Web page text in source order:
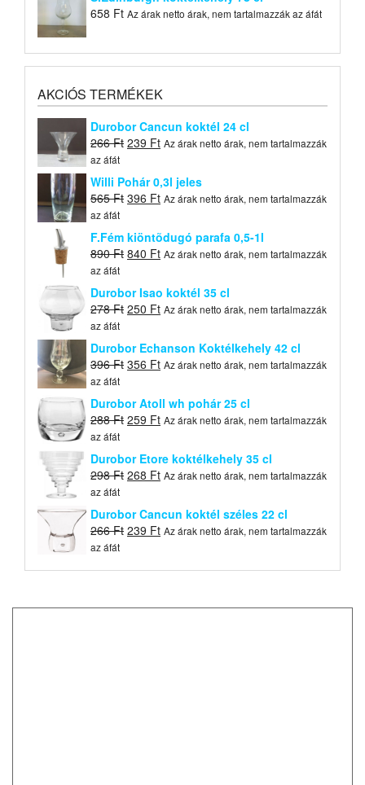
658 Ft Az árak netto árak, nem tartalmazzák az áfát
AKCIÓS TERMÉKEK
Durobor Cancun koktél 24 cl
266Ft Original
was:
266 Ft.
239 FtCurrent
is:
239 Ft.
Az árak netto árak, nem tartalmazzák
az áfát
Willi Pohár 0,3l jeles
565Ft Original
was:
565 Ft.
396 FtCurrent
is:
396 Ft.
Az árak netto árak, nem tartalmazzák
az áfát
F.Fém kiöntõdugó parafa 0,5-1l
890Ft Original
was:
890 Ft.
840 FtCurrent
is:
840 Ft.
Az árak netto árak, nem tartalmazzák
az áfát
Durobor Isao koktél 35 cl
278Ft Original
was:
278 Ft.
250 FtCurrent
250 Ft.
Az árak netto árak, nem tartalmazzák
az áfát
Durobor Echanson Koktélkehely 42 cl
396Ft Original
was:
396 Ft.
356 FtCurrent
is:
356 Ft.
Az árak netto árak, nem tartalmazzák
az áfát
Durobor Atoll wh pohár 25 cl
288Ft Original
was:
288 Ft.
259 FtCurrent
259 Ft.
Az árak netto árak, nem tartalmazzák
az áfát
Durobor Etore koktélkehely 35 cl
298Ft Original
was:
298 Ft.
268 FtCurrent
268 Ft.
Az árak netto árak, nem tartalmazzák
az áfát
Durobor Cancun koktél széles 22 cl
266Ft Original
239 FtCurrent
Az árak netto árak, nem tartalmazzák
az áfát